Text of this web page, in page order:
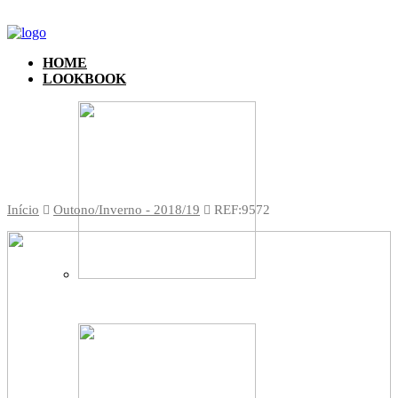
HOME
LOOKBOOK
Início Outono/Inverno - 2018/19 REF:9572